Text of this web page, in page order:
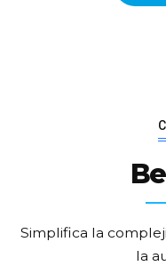
Simplifica la
la